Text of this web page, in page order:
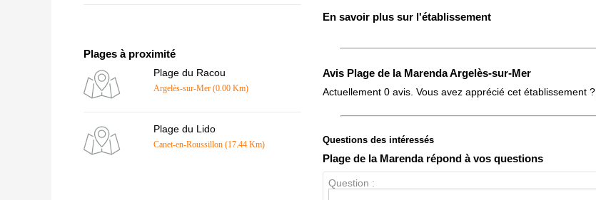
Plages à proximité
Plage du Racou
Argelès-sur-Mer (0.00 Km)
Plage du Lido
Canet-en-Roussillon (17.44 Km)
En savoir plus sur l'établissement
Avis Plage de la Marenda Argelès-sur-Mer
Actuellement 0 avis. Vous avez apprécié cet établissement ?
Note globale
Questions des intéressés
Plage de la Marenda répond à vos questions
Question :